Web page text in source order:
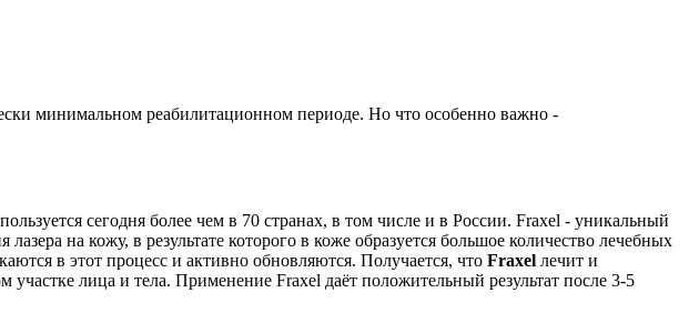
минимальном реабилитационном периоде. Но что особенно важно -
сегодня более чем в 70 странах, в том числе и в России. Fraxel - уникальный
на кожу, в результате которого в коже образуется большое количество лечебных
в этот процесс и активно обновляются. Получается, что Fraxel лечит и
лица и тела. Применение Fraxel даёт положительный результат после 3-5